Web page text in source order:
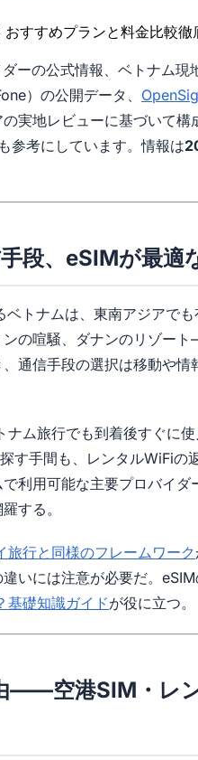
ーの公式情報、ベトナム現
）の公開データ、
実地レビューに基づいて構
も参考にしています。情報は
段、eSIMが最適
トナムは、東南アジアで
ンの喧騒、ダナンのリゾー
通信手段の選択は移動や情
ナム旅行でも到着後すぐに
す手間も、レンタルWiFiの
利用可能な主要プロバイダ
する。
旅行と同様のフレームワーク
いには注意が必要だ。
基礎知識ガイドが役に立つ。
——空港SIM・レ